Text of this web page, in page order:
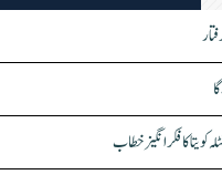
کویتا کا فکر انگیز خطاب